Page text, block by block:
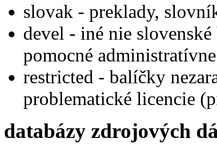
slovak - preklady,
devel - iné nie
pomocné
restricted - balíčky
problematické licencie
databázy zdrojových